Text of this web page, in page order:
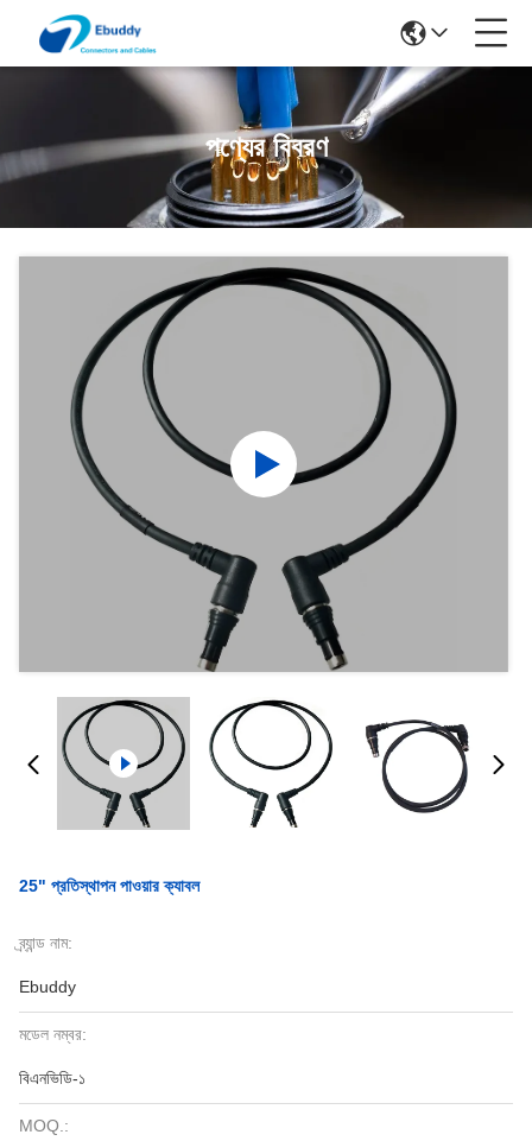
পণ্যের বিবরণ
25" প্রতিস্থাপন পাওয়ার ক্যাবল
ব্র্যান্ড নাম:
Ebuddy
মডেল নম্বর:
বিএনভিডি-১
MOQ.: